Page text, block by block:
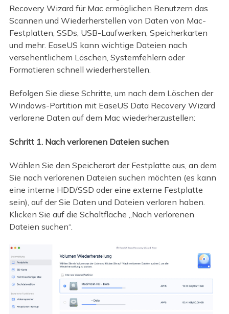
Recovery Wizard für Mac ermöglichen Benutzern das
Scannen und Wiederherstellen von Daten von Mac-
Festplatten, SSDs, USB-Laufwerken, Speicherkarten
und mehr. EaseUS kann wichtige Dateien nach
versehentlichem Löschen, Systemfehlern oder
Formatieren schnell wiederherstellen.
Befolgen Sie diese Schritte, um nach dem Löschen der
Windows-Partition mit EaseUS Data Recovery Wizard
verlorene Daten auf dem Mac wiederherzustellen:
Schritt 1. Nach verlorenen Dateien suchen
Wählen Sie den Speicherort der Festplatte aus, an dem
Sie nach verlorenen Dateien suchen möchten (es kann
eine interne HDD/SSD oder eine externe Festplatte
sein), auf der Sie Daten und Dateien verloren haben.
Klicken Sie auf die Schaltfläche „Nach verlorenen
Dateien suchen“.